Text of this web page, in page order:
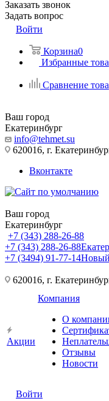
Заказать звонок
Задать вопрос
Войти
Корзина0
Избранные
Сравнение
Ваш город
Екатеринбург
info@tehmet.su
620016, г.
Вконтакте
Ваш город
Екатеринбург
+7 (343) 288-26-88
+7 (343) 288-26-88
+7 (3494) 91-77-14
620016, г.
Акции
Компания
О
Отзывы
Новости
Войти